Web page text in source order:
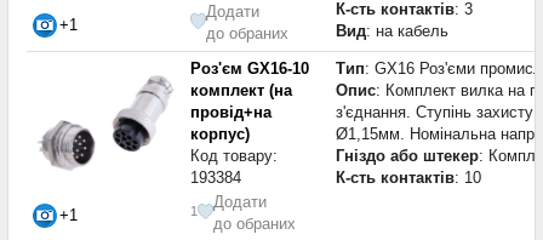
+1
Додати
до обраних
К-сть контактів: 3
Вид: на кабель
+1
Роз'єм GX16-10
комплект (на
провід+на
корпус)
Код товару:
193384
1
Додати
до обраних
Тип: GX16 Роз'єми
Опис: Комплект вилка на
з'єднання. Ступінь
Ø1,15мм. Номінальна
Гніздо або штекер:
К-сть контактів: 10